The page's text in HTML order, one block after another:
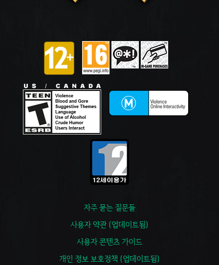
자주 묻는 질문들
사용자 약관 (업데이트됨)
사용자 콘텐츠 가이드
개인 정보 보호정책 (업데이트됨)